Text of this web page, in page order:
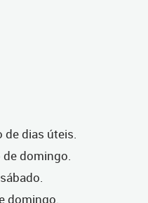
de dias úteis.
domingo.
domingo.